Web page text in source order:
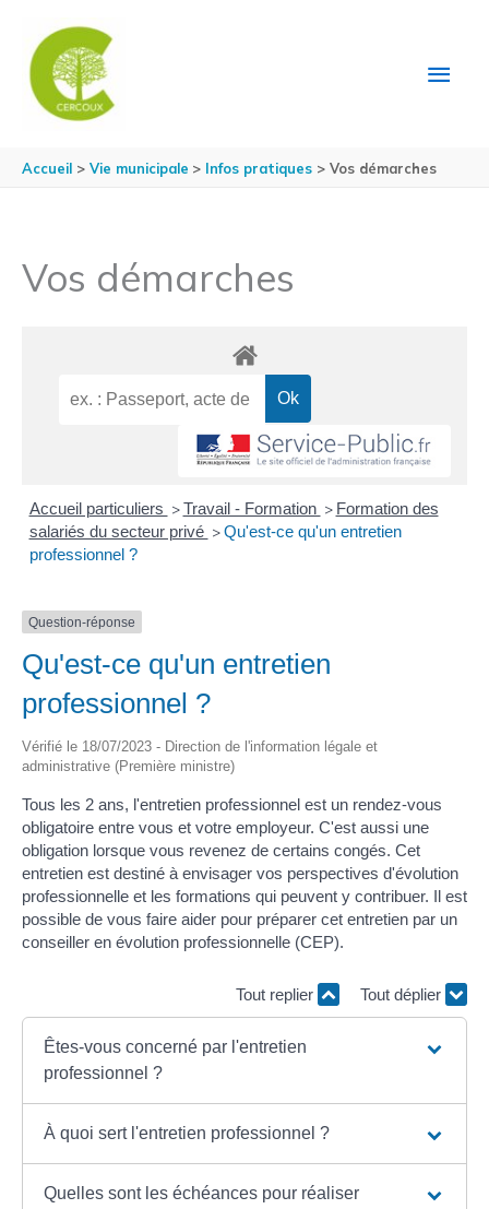
Accueil Vie municipale Infos pratiques Vos démarches
Vos démarches
Accueil particuliers > Travail - Formation > Formation des
salariés du secteur privé > Qu'est-ce qu'un entretien
professionnel ?
Question-réponse
Qu'est-ce qu'un entretien
professionnel ?
Vérifié le 18/07/2023 - Direction de l'information légale et
administrative (Première ministre)
Tous les 2 ans, l'entretien professionnel est un rendez-vous
obligatoire entre vous et votre employeur. C'est aussi une
obligation lorsque vous revenez de certains congés. Cet
entretien est destiné à envisager vos perspectives d'évolution
professionnelle et les formations qui peuvent y contribuer. Il est
possible de vous faire aider pour préparer cet entretien par un
conseiller en évolution professionnelle (CEP).
Tout replier Tout déplier
Êtes-vous concerné par l'entretien
professionnel ?
À quoi sert l'entretien professionnel ?
Quelles sont les échéances pour réaliser